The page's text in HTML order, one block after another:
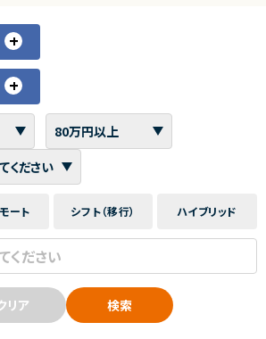
ート シフト（移行） ハイブリッド
リア 検索